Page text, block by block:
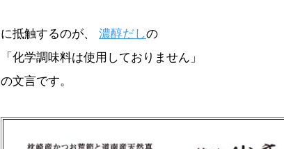
に抵触するのが、 濃醇だしの
「化学調味料は使用しておりません」
の文言です。